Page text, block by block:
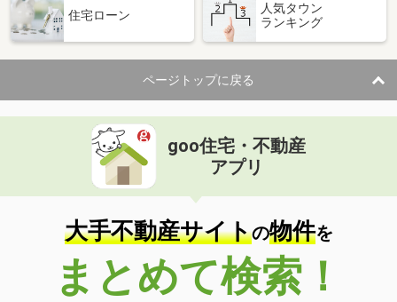
住宅ローン
人気タウン
ランキング
ページトップに戻る
goo住宅・不動産
アプリ
大手不動産サイトの物件を
まとめて検索！